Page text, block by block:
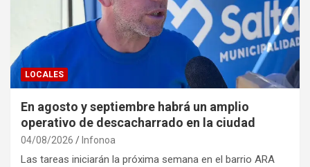
LOCALES
En agosto y septiembre habrá un amplio
operativo de descacharrado en la ciudad
04/08/2026 Infonoa
Las tareas iniciarán la próxima semana en el barrio ARA